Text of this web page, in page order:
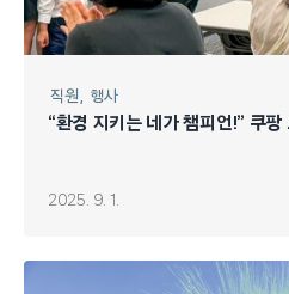
직원 행사
“환경 지키는 네가 챔피언!” 쿠팡
2025. 9. 1.